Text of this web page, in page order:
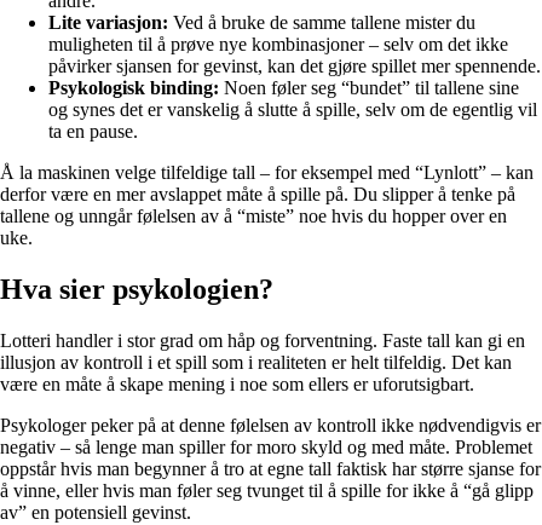
Lite variasjon: Ved å bruke de samme tallene mister du
muligheten til å prøve nye kombinasjoner – selv om det ikke
påvirker sjansen for gevinst, kan det gjøre spillet mer spennende.
Psykologisk binding: Noen føler seg “bundet” til tallene sine
og synes det er vanskelig å slutte å spille, selv om de egentlig vil
ta en pause.
Å la maskinen velge tilfeldige tall – for eksempel med “Lynlott” – kan
derfor være en mer avslappet måte å spille på. Du slipper å tenke på
tallene og unngår følelsen av å “miste” noe hvis du hopper over en
uke.
Hva sier psykologien?
Lotteri handler i stor grad om håp og forventning. Faste tall kan gi en
illusjon av kontroll i et spill som i realiteten er helt tilfeldig. Det kan
være en måte å skape mening i noe som ellers er uforutsigbart.
Psykologer peker på at denne følelsen av kontroll ikke nødvendigvis er
negativ – så lenge man spiller for moro skyld og med måte. Problemet
oppstår hvis man begynner å tro at egne tall faktisk har større sjanse for
å vinne, eller hvis man føler seg tvunget til å spille for ikke å “gå glipp
av” en potensiell gevinst.